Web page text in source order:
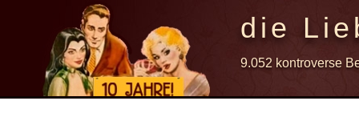
die
9.052 kontroverse